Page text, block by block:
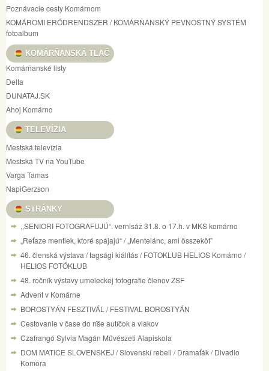
Poznávacie cesty Komárnom
KOMÁROMI ERŐDRENDSZER / KOMÁRŇANSKÝ PEVNOSTNÝ SYSTÉM
fotoalbum
KOMÁRŇANSKÁ TLAČ
Komárňanské listy
Delta
DUNATAJ.SK
Ahoj Komárno
TELEVÍZIA
Mestská televízia
Mestská TV na YouTube
Varga Tamas
NapiGerzson
STRÁNKY
,,SENIORI FOTOGRAFUJÚ“. vernisáž 31.8. o 17.h. v MKS komárno
„Reťaze mentiek, ktoré spájajú“ / „Mentelánc, ami összeköt”
46. členská výstava / tagsági kiálítás / FOTOKLUB HELIOS Komárno /
HELIOS FOTÓKLUB
48. ročník výstavy umeleckej fotografie členov ZSF
Advent v Komárne
BOROSTYÁN FESZTIVÁL / FESTIVAL BOROSTYÁN
Cestovanie v čase do ríše autíčok a vlakov
Czafrangó Sylvia Magán Művészeti Alapiskola
DOM MATICE SLOVENSKEJ / Slovenskí rebeli / Dramaťák / Divadlo
Komora